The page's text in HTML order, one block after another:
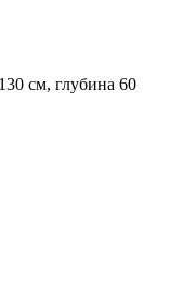
см, глубина 60